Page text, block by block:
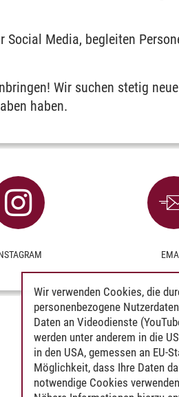
Media, begleiten
Wir suchen stetig
haben.
Wir verwenden Cookies, die
personenbezogene
Daten an Videodienste
werden unter anderem in die
in den USA, gemessen an EU-
Möglichkeit, dass Ihre Daten
notwendige Cookies